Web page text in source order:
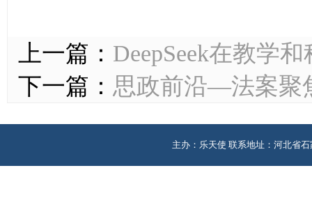
上一篇： DeepSeek在教学
下一篇： 思政前沿—法案聚
主办：乐天使 联系地址：河北省